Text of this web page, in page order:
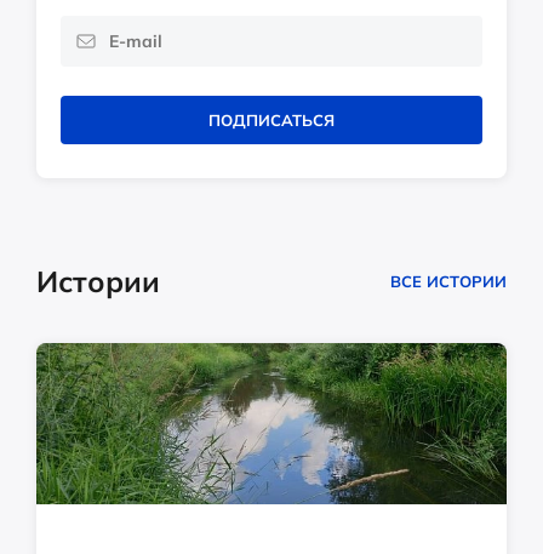
ПОДПИСАТЬСЯ
Истории ВСЕ ИСТОРИИ